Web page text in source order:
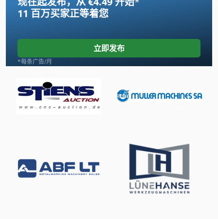
International 434
Jungheinrich E
Linde
Makino Snc 64
Mega Kfz Systeme
Tank
Transmig 400
11 百万买家正等着您
立即发布
*每条广告/月